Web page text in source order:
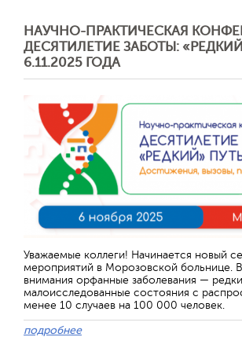
НАУЧНО-ПРАКТИЧЕСКАЯ
ДЕСЯТИЛЕТИЕ ЗАБОТЫ:
6.11.2025 ГОДА
Уважаемые коллеги! Начинается новый
мероприятий в Морозовской больнице.
внимания орфанные заболевания —
малоисследованные состояния с
менее 10 случаев на 100 000 человек.
подробнее